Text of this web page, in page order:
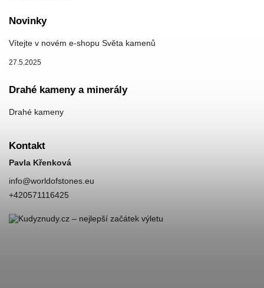
Novinky
Vítejte v novém e-shopu Světa kamenů
27.5.2025
Drahé kameny a minerály
Drahé kameny
Kontakt
Pavla Křenková
info@worldofstones.eu
+420571116425